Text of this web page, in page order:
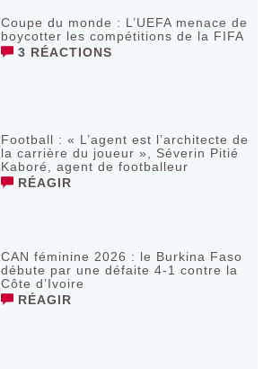
Coupe du monde : L’UEFA menace de
boycotter les compétitions de la FIFA
3 RÉACTIONS
Football : « L’agent est l’architecte de
la carrière du joueur », Séverin Pitié
Kaboré, agent de footballeur
RÉAGIR
CAN féminine 2026 : le Burkina Faso
débute par une défaite 4-1 contre la
Côte d’Ivoire
RÉAGIR